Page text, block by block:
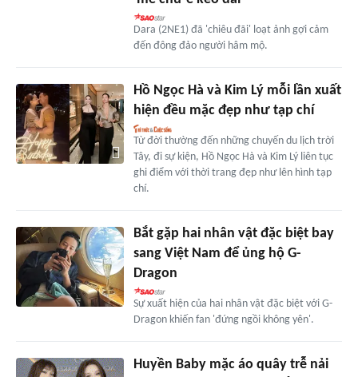
Dara (2NE1) đã 'chiêu đãi' loạt ảnh gợi cảm
đến đông đảo người hâm mộ.
Hồ Ngọc Hà và Kim Lý mỗi lần xuất
hiện đều mặc đẹp như tạp chí
Từ đời thường đến những chuyến du lịch trời
Tây, đi sự kiện, Hồ Ngọc Hà và Kim Lý liên tục
ghi điểm với thời trang đẹp như lên hình tạp
chí.
Bắt gặp hai nhân vật đặc biệt bay
sang Việt Nam để ủng hộ G-
Dragon
Sự xuất hiện của hai nhân vật đặc biệt với G-
Dragon khiến fan 'đứng ngồi không yên'.
Huyền Baby mặc áo quây trễ nải